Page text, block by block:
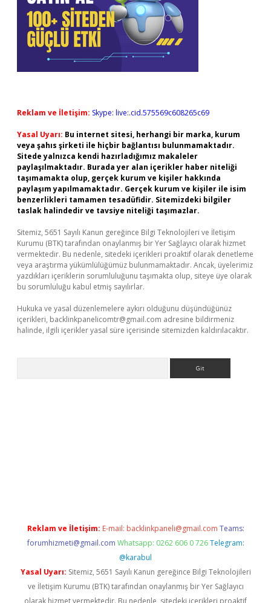
Reklam ve İletişim: Skype: live:.cid.575569c608265c69
Yasal Uyarı: Bu internet sitesi, herhangi bir marka, kurum
veya şahıs şirketi ile hiçbir bağlantısı bulunmamaktadır.
Sitede yalnızca kendi hazırladığımız makaleler
paylaşılmaktadır. Burada yer alan içerikler haber niteliği
taşımamakta olup, gerçek kurum ve kişiler hakkında
paylaşım yapılmamaktadır. Gerçek kurum ve kişiler ile isim
benzerlikleri tamamen tesadüfidir. Sitemizdeki bilgiler
taslak halindedir ve tavsiye niteliği taşımazlar.
Sitemiz, 5651 Sayılı Kanun gereğince Bilgi Teknolojileri ve İletişim
Kurumu (BTK) tarafından onaylanmış bir Yer Sağlayıcı olarak hizmet
vermektedir. Bu nedenle, sitedeki içerikleri proaktif olarak denetleme
veya araştırma yükümlülüğümüz bulunmamaktadır. Ancak, üyelerimiz
yazdıkları içeriklerin sorumluluğunu taşımakta olup, siteye üye olarak
bu sorumluluğu kabul etmiş sayılırlar.
Hukuka ve yasal düzenlemelere aykırı olduğunu düşündüğünüz
içerikleri, backlinkpanelicomtr@gmail.com adresine bildirmeniz
halinde, ilgili içerikler yasal süre içerisinde sitemizden kaldırılacaktır.
Reklam ve İletişim: E-mail: backlinkpaneli@gmail.com Teams:
forumhizmeti@gmail.com Whatsapp: 0262 606 0 726 Telegram:
@karabul
Yasal Uyarı: Sitemiz, 5651 Sayılı Kanun gereğince Bilgi Teknolojileri
ve İletişim Kurumu (BTK) tarafından onaylanmış bir Yer Sağlayıcı
olarak hizmet vermektedir. Bu nedenle, sitedeki içerikleri proaktif